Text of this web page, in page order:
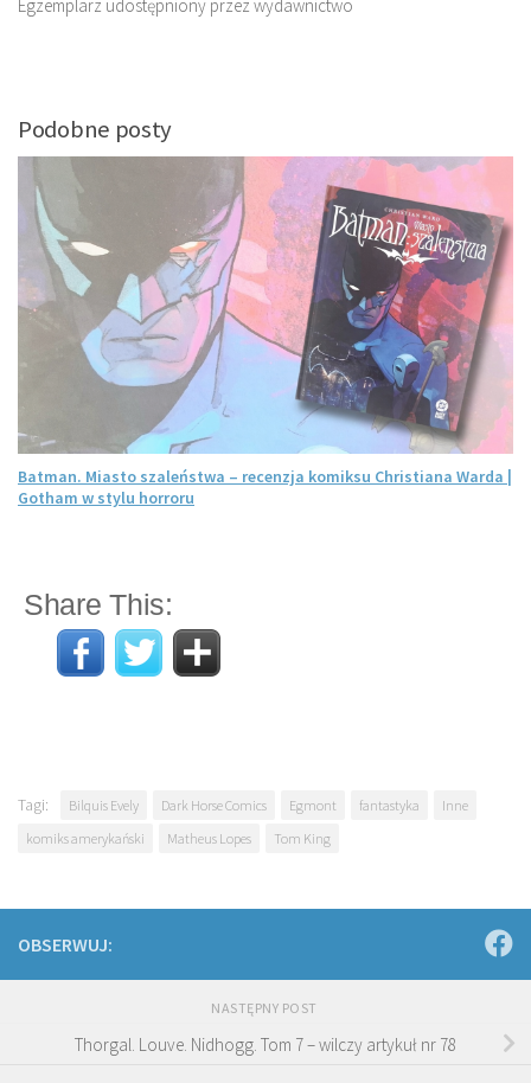
Egzemplarz udostępniony przez wydawnictwo
Podobne posty
Batman. Miasto szaleństwa – recenzja komiksu Christiana Warda |
Gotham w stylu horroru
Share This:
Tagi: Bilquis Evely Dark Horse Comics Egmont fantastyka
Inne
komiks amerykański
Matheus Lopes Tom King
OBSERWUJ:
NASTĘPNY POST
Thorgal. Louve. Nidhogg. Tom 7 – wilczy artykuł nr 78